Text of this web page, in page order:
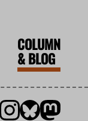
COLUMN
&BLOG